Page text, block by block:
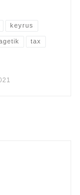
keyrus
tax